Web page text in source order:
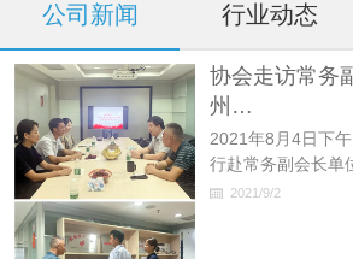
公司新闻 行业动态
协会走访常
州…
2021年8月4日下
行赴常务副会长单
2021/9/2